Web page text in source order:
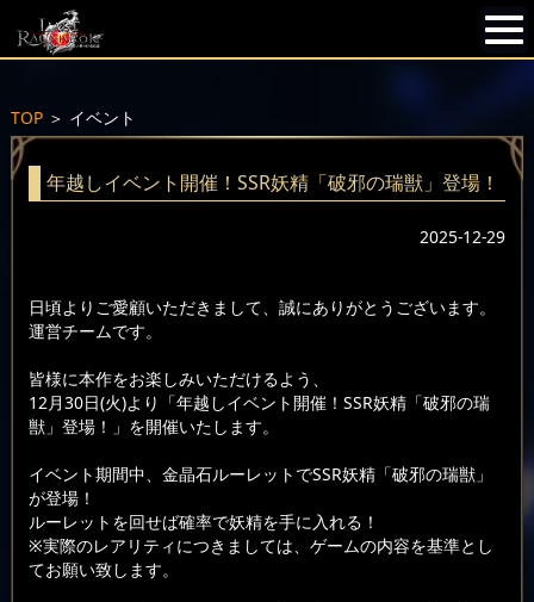
TOP＞ イベント
年越しイベント開催！SSR妖精「破邪の瑞獣」登場！
2025-12-29
日頃よりご愛顧いただきまして、誠にありがとうございます。
運営チームです。
皆様に本作をお楽しみいただけるよう、
12月30日(火)より「年越しイベント開催！SSR妖精「破邪の瑞
獣」登場！」を開催いたします。
イベント期間中、金晶石ルーレットでSSR妖精「破邪の瑞獣」
が登場！
ルーレットを回せば確率で妖精を手に入れる！
※実際のレアリティにつきましては、ゲームの内容を基準とし
てお願い致します。